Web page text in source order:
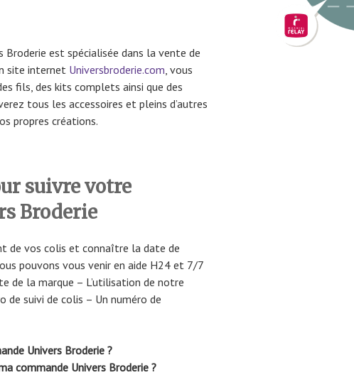
Broderie est spécialisée dans la vente de
site internet Universbroderie.com, vous
fils, des kits complets ainsi que des
tous les accessoires et pleins d’autres
propres créations.
suivre votre
Broderie
de vos colis et connaître la date de
pouvons vous venir en aide H24 et 7/7
de la marque – L’utilisation de notre
de suivi de colis – Un numéro de
Univers Broderie ?
commande Univers Broderie ?